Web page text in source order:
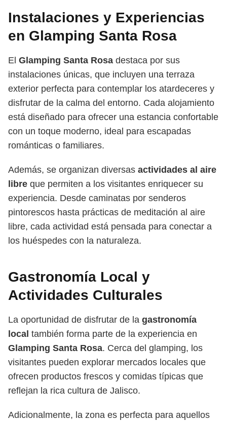
Instalaciones y Experiencias
en Glamping Santa Rosa
El Glamping Santa Rosa destaca por sus
instalaciones únicas, que incluyen una terraza
exterior perfecta para contemplar los atardeceres y
disfrutar de la calma del entorno. Cada alojamiento
está diseñado para ofrecer una estancia confortable
con un toque moderno, ideal para escapadas
románticas o familiares.
Además, se organizan diversas actividades al aire
libre que permiten a los visitantes enriquecer su
experiencia. Desde caminatas por senderos
pintorescos hasta prácticas de meditación al aire
libre, cada actividad está pensada para conectar a
los huéspedes con la naturaleza.
Gastronomía Local y
Actividades Culturales
La oportunidad de disfrutar de la gastronomía
local también forma parte de la experiencia en
Glamping Santa Rosa. Cerca del glamping, los
visitantes pueden explorar mercados locales que
ofrecen productos frescos y comidas típicas que
reflejan la rica cultura de Jalisco.
Adicionalmente, la zona es perfecta para aquellos